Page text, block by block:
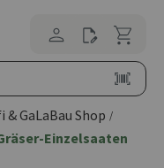
& GaLaBau Shop /
Einzelsaaten